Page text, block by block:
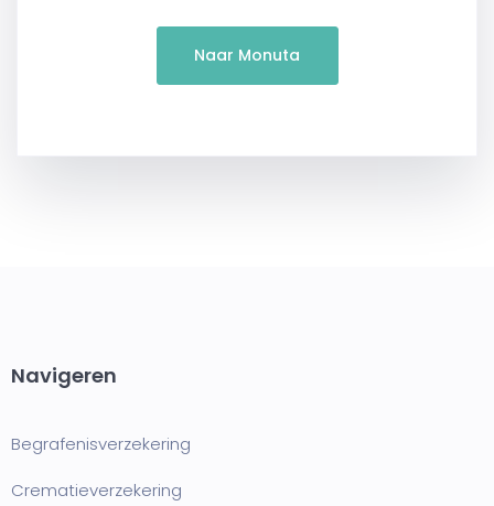
Naar Monuta
Navigeren
Begrafenisverzekering
Crematieverzekering